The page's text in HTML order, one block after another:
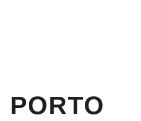
PORTO